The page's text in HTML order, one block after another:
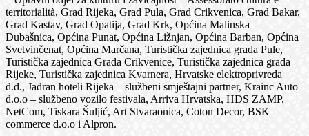
territorialità, Grad Rijeka, Grad Pula, Grad Crikvenica, Grad Bakar,
Grad Kastav, Grad Opatija, Grad Krk, Općina Malinska –
Dubašnica, Općina Punat, Općina Ližnjan, Općina Barban, Općina
Svetvinčenat, Općina Marčana, Turistička zajednica grada Pule,
Turistička zajednica Grada Crikvenice, Turistička zajednica grada
Rijeke, Turistička zajednica Kvarnera, Hrvatske elektroprivreda
d.d., Jadran hoteli Rijeka – službeni smještajni partner, Krainc Auto
d.o.o – službeno vozilo festivala, Arriva Hrvatska, HDS ZAMP,
NetCom, Tiskara Šuljić, Art Stvaraonica, Coton Decor, BSK
commerce d.o.o i Alpron.